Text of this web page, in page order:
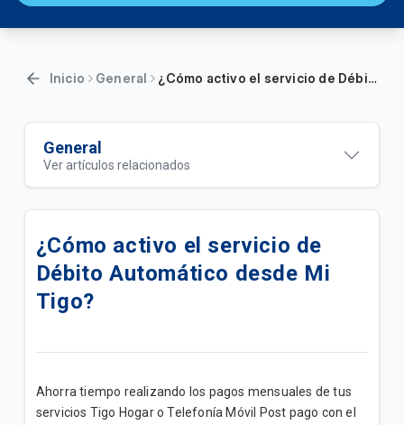
Inicio General ¿Cómo activo el servicio de Débito Automático desde Mi Tigo?
General
Ver artículos relacionados
Oferta|Paquetigos ilimitados con Tethering
Conoce toda la información clave sobre tu servicio
Post pago
Trato Preferencial Al Adulto Mayor
Conoce todo sobre tu plan Tigo Hogar
Fixture de partidos | Tigo Sport - Espn
¿Cómo activo el servicio de
Débito Automático desde Mi
Tigo?
Ahorra tiempo realizando los pagos mensuales de tus
servicios Tigo Hogar o Telefonía Móvil Post pago con el